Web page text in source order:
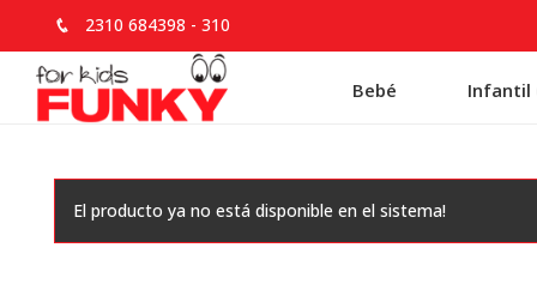
2310 684398 - 310
Bebé Infantil
El producto ya no está disponible en el sistema!